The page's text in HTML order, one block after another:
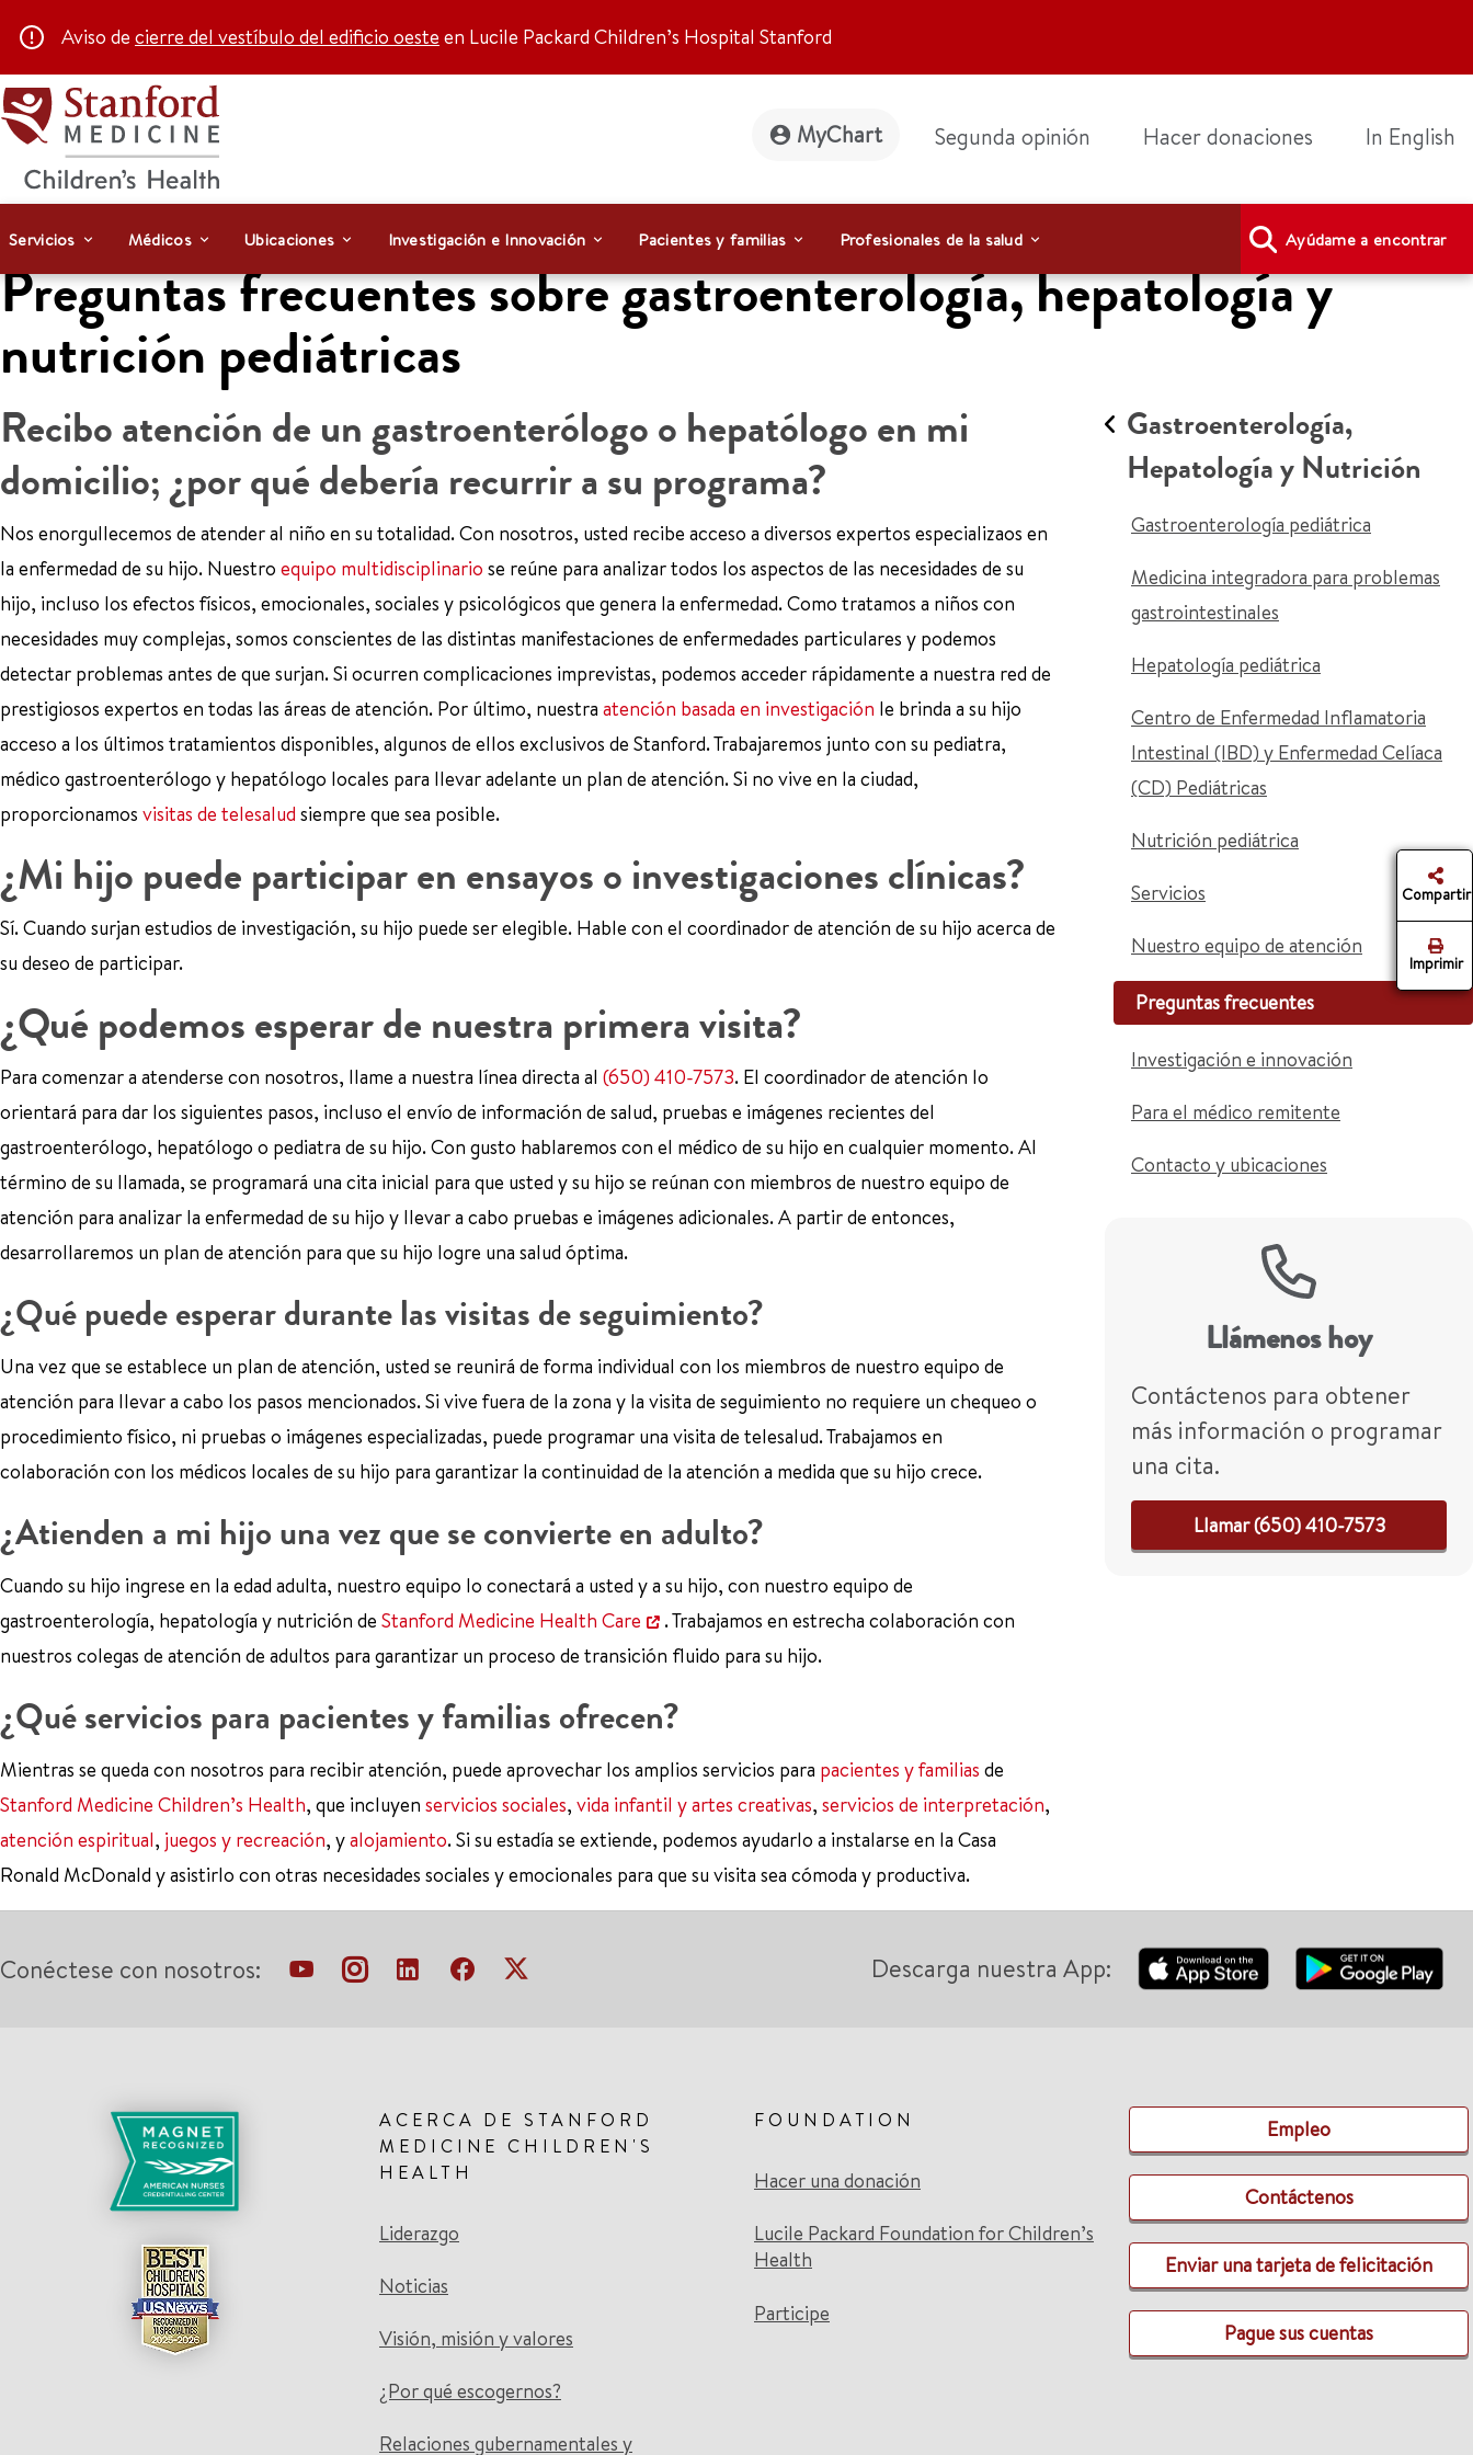
Aviso de cierre del vestíbulo del edificio oeste en Lucile Packard Children’s Hospital Stanford
MyChart Segunda opinión Hacer donaciones In English
Servicios Médicos Ubicaciones Investigación e Innovación Pacientes y familias Profesionales de la salud Ayúdame a encontrar
Preguntas frecuentes sobre gastroenterología, hepatología y
nutrición pediátricas
Recibo atención de un gastroenterólogo o hepatólogo en mi
domicilio; ¿por qué debería recurrir a su programa?
Nos enorgullecemos de atender al niño en su totalidad. Con nosotros, usted recibe acceso a diversos expertos especializaos en
la enfermedad de su hijo. Nuestro equipo multidisciplinario se reúne para analizar todos los aspectos de las necesidades de su
hijo, incluso los efectos físicos, emocionales, sociales y psicológicos que genera la enfermedad. Como tratamos a niños con
necesidades muy complejas, somos conscientes de las distintas manifestaciones de enfermedades particulares y podemos
detectar problemas antes de que surjan. Si ocurren complicaciones imprevistas, podemos acceder rápidamente a nuestra red de
prestigiosos expertos en todas las áreas de atención. Por último, nuestra atención basada en investigación le brinda a su hijo
acceso a los últimos tratamientos disponibles, algunos de ellos exclusivos de Stanford. Trabajaremos junto con su pediatra,
médico gastroenterólogo y hepatólogo locales para llevar adelante un plan de atención. Si no vive en la ciudad,
proporcionamos visitas de telesalud siempre que sea posible.
¿Mi hijo puede participar en ensayos o investigaciones clínicas?
Sí. Cuando surjan estudios de investigación, su hijo puede ser elegible. Hable con el coordinador de atención de su hijo acerca de
su deseo de participar.
¿Qué podemos esperar de nuestra primera visita?
Para comenzar a atenderse con nosotros, llame a nuestra línea directa al (650) 410-7573. El coordinador de atención lo
orientará para dar los siguientes pasos, incluso el envío de información de salud, pruebas e imágenes recientes del
gastroenterólogo, hepatólogo o pediatra de su hijo. Con gusto hablaremos con el médico de su hijo en cualquier momento. Al
término de su llamada, se programará una cita inicial para que usted y su hijo se reúnan con miembros de nuestro equipo de
atención para analizar la enfermedad de su hijo y llevar a cabo pruebas e imágenes adicionales. A partir de entonces,
desarrollaremos un plan de atención para que su hijo logre una salud óptima.
¿Qué puede esperar durante las visitas de seguimiento?
Una vez que se establece un plan de atención, usted se reunirá de forma individual con los miembros de nuestro equipo de
atención para llevar a cabo los pasos mencionados. Si vive fuera de la zona y la visita de seguimiento no requiere un chequeo o
procedimiento físico, ni pruebas o imágenes especializadas, puede programar una visita de telesalud. Trabajamos en
colaboración con los médicos locales de su hijo para garantizar la continuidad de la atención a medida que su hijo crece.
¿Atienden a mi hijo una vez que se convierte en adulto?
Cuando su hijo ingrese en la edad adulta, nuestro equipo lo conectará a usted y a su hijo, con nuestro equipo de
gastroenterología, hepatología y nutrición de Stanford Medicine Health Care
. Trabajamos en estrecha colaboración con
nuestros colegas de atención de adultos para garantizar un proceso de transición fluido para su hijo.
¿Qué servicios para pacientes y familias ofrecen?
Mientras se queda con nosotros para recibir atención, puede aprovechar los amplios servicios para pacientes y familias de
Stanford Medicine Children’s Health, que incluyen servicios sociales, vida infantil y artes creativas, servicios de interpretación,
atención espiritual, juegos y recreación, yalojamiento. Si su estadía se extiende, podemos ayudarlo a instalarse en la Casa
Ronald McDonald y asistirlo con otras necesidades sociales y emocionales para que su visita sea cómoda y productiva.
Gastroenterología,
Hepatología y Nutrición
Gastroenterología pediátrica
Medicina integradora para problemas
gastrointestinales
Hepatología pediátrica
Centro de Enfermedad Inflamatoria
Intestinal (IBD) y Enfermedad Celíaca
(CD) Pediátricas
Nutrición pediátrica
Servicios
Nuestro equipo de atención
Preguntas frecuentes
Investigación e innovación
Para el médico remitente
Contacto y ubicaciones
Llámenos hoy
Contáctenos para obtener
más información o programar
una cita.
Llamar (650) 410-7573
Compartir
Imprimir
Conéctese con nosotros: Descarga nuestra App:
ACERCA DE STANFORD
MEDICINE CHILDREN'S
HEALTH
Liderazgo
Noticias
Visión, misión y valores
¿Por qué escogernos?
Relaciones gubernamentales y
FOUNDATION
Hacer una donación
Lucile Packard Foundation for Children’s
Health
Participe
Empleo
Contáctenos
Enviar una tarjeta de felicitación
Pague sus cuentas